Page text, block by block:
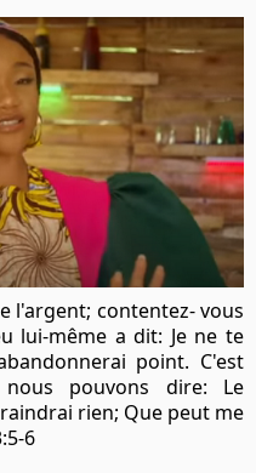
l'argent; contentez- vous
lui-même a dit: Je ne te
point. C'est
pouvons dire: Le
rien; Que peut me
6